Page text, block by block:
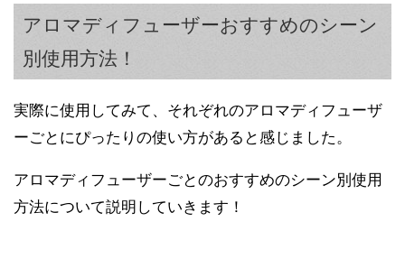
アロマディフューザーおすすめのシーン
別使用方法！
実際に使用してみて、それぞれのアロマディフューザ
ーごとにぴったりの使い方があると感じました。
アロマディフューザーごとのおすすめのシーン別使用
方法について説明していきます！